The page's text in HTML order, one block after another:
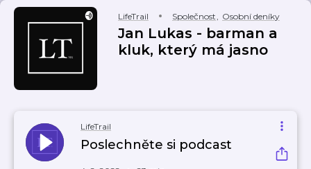
LifeTrail Společnost, Osobní deníky
Jan Lukas - barman a
kluk, který má jasno
LifeTrail
Poslechněte si podcast